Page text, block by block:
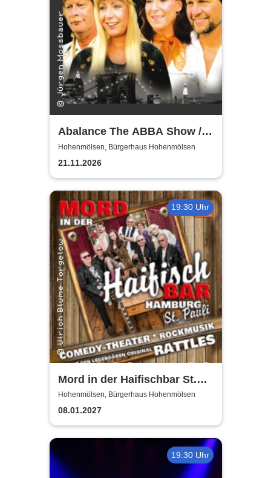
Abalance The ABBA Show /
Revival Show - a tribute to
ABBA
Hohenmölsen, Bürgerhaus Hohenmölsen
21.11.2026
19:30 Uhr
Mord in der Haifischbar St.
Pauli - Theater IK's & The
Rattles - Theater & Musik
Hohenmölsen, Bürgerhaus Hohenmölsen
08.01.2027
19:30 Uhr